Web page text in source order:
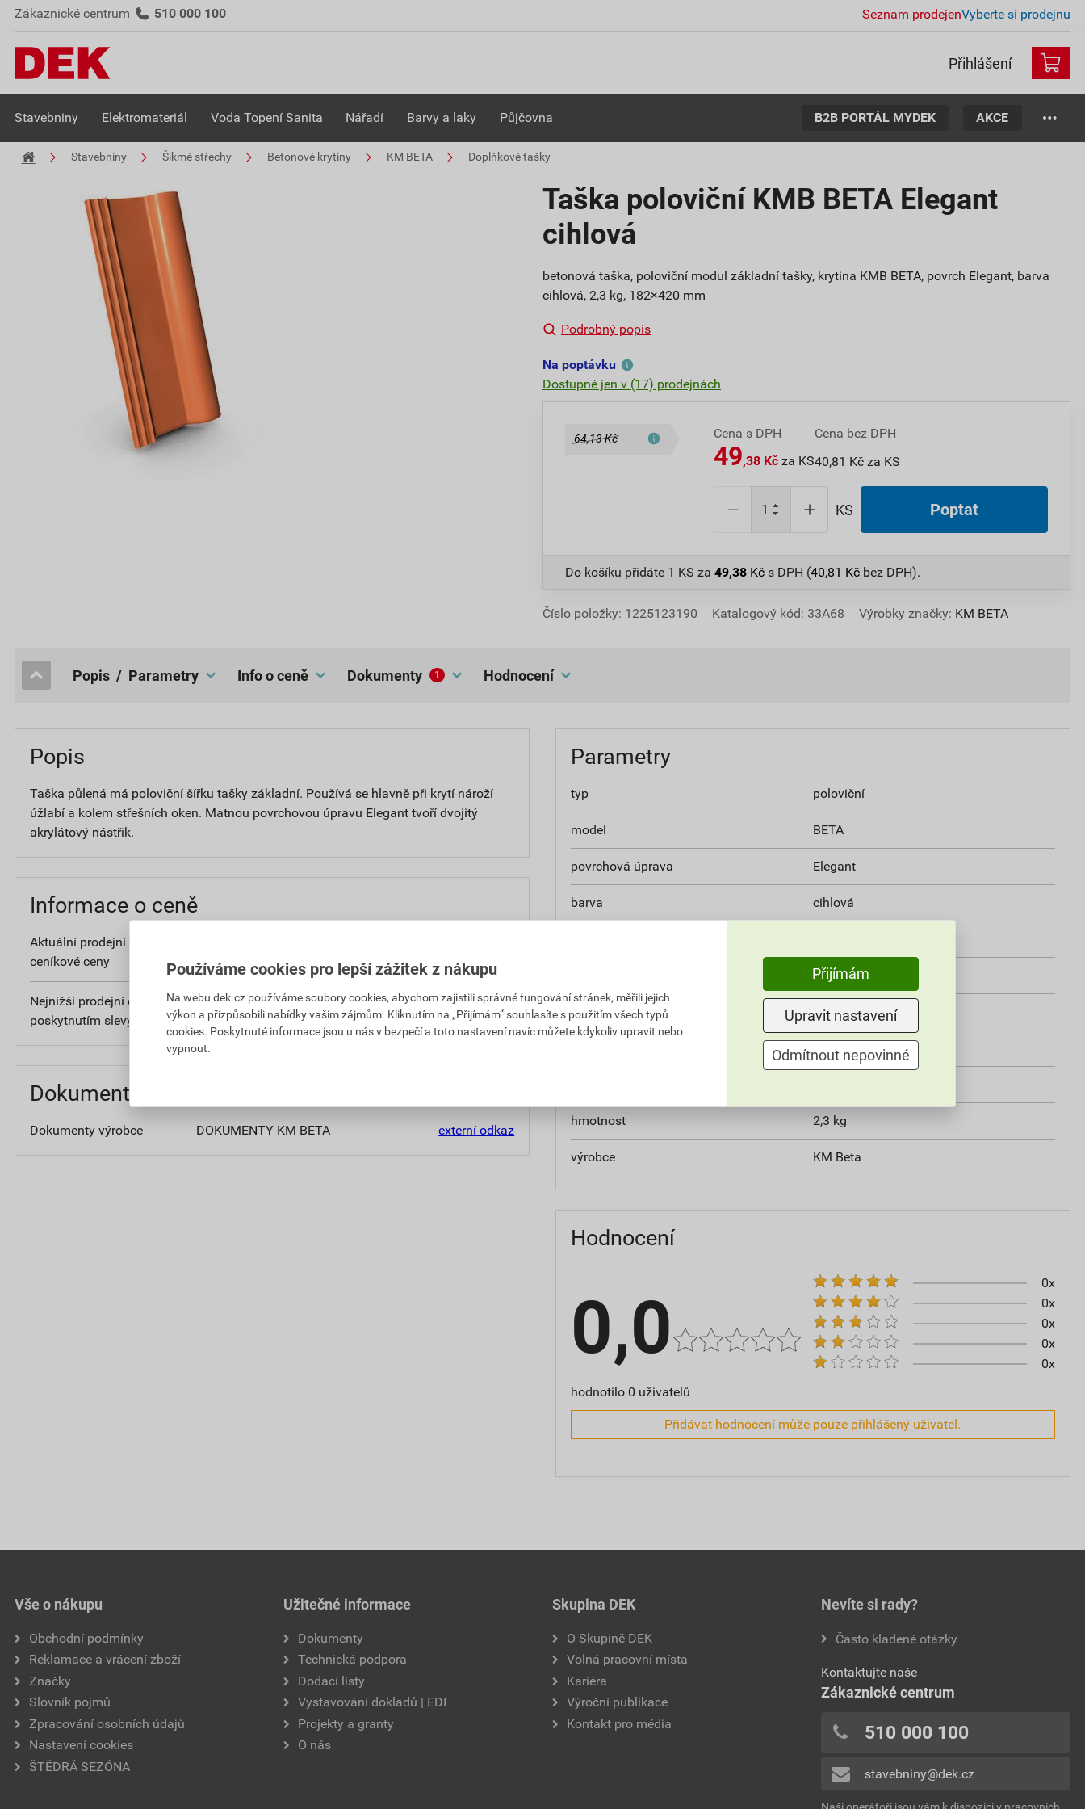
Zákaznické centrum 510 000 100 Seznam prodejenVyberte si prodejnu
Přihlášení
Stavebniny Elektromateriál Voda Topení Sanita Nářadí Barvy a laky Půjčovna B2B PORTÁL MYDEK AKCE
Stavebniny Šikmé střechy Betonové krytiny KM BETA Doplňkové tašky
Taška poloviční KMB BETA Elegant
cihlová
betonová taška, poloviční modul základní tašky, krytina KMB BETA, povrch Elegant, barva
cihlová, 2,3 kg, 182×420 mm
Podrobný popis
Na poptávku
Dostupné jen v (17) prodejnách
64,13 Kč Cena s DPH
49,38 Kč za KS
Cena bez DPH
40,81 Kč za KS
KS Poptat
Do košíku přidáte 1 KS za 49,38 Kč s DPH (40,81 Kč bez DPH).
Číslo položky: 1225123190 Katalogový kód: 33A68 Výrobky značky: KM BETA
popis / Parametry Info o ceně dokumenty 1 hodnocení
Popis
Taška půlená má poloviční šířku tašky základní. Používá se hlavně při krytí nároží
úžlabí a kolem střešních oken. Matnou povrchovou úpravu Elegant tvoří dvojitý
akrylátový nástřik.
Informace o ceně
Aktuální prodejní cena po slevě 23% z
ceníkové ceny
bez DPH za KS s DPH za KS
Nejnižší prodejní cena v době 30 dnů před
poskytnutím slevy
40,81 Kč
bez DPH za KS
49,38 Kč
s DPH za KS
Dokumenty
Dokumenty výrobce DOKUMENTY KM BETA externí odkaz
Parametry
typ poloviční
model BETA
povrchová úprava Elegant
barva cihlová
420 mm
celková délka 182 mm
151 mm
hmotnost 2,3 kg
výrobce KM Beta
Hodnocení
0,0
hodnotilo 0 uživatelů
0x
0x
0x
0x
0x
Přidávat hodnocení může pouze přihlášený uživatel.
Vše o nákupu
Obchodní podmínky
Reklamace a vrácení zboží
Značky
Slovník pojmů
Zpracování osobních údajů
Nastavení cookies
ŠTĚDRÁ SEZÓNA
Užitečné informace
Dokumenty
Technická podpora
Dodací listy
Vystavování dokladů | EDI
Projekty a granty
O nás
Skupina DEK
O Skupině DEK
Volná pracovní místa
Kariéra
Výroční publikace
Kontakt pro média
Nevíte si rady?
Často kladené otázky
Kontaktujte naše
Zákaznické centrum
510 000 100
stavebniny@dek.cz
Používáme cookies pro lepší zážitek z nákupu
Na webu dek.cz používáme soubory cookies, abychom zajistili správné fungování stránek, měřili jejich
výkon a přizpůsobili nabídky vašim zájmům. Kliknutím na „Přijímám“ souhlasíte s použitím všech typů
cookies. Poskytnuté informace jsou u nás v bezpečí a toto nastavení navíc můžete kdykoliv upravit nebo
vypnout.
Přijímám
Upravit nastavení
Odmítnout nepovinné